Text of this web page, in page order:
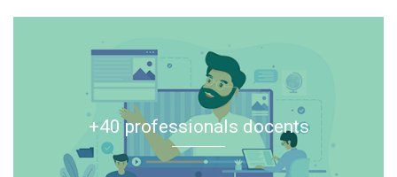
+40 professionals docents